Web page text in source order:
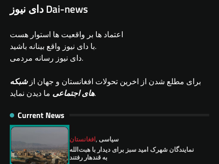
دای نیوز Dai-news
اعتماد ها بر واقعیت ها استوار هست
با دای نیوز واقع بینانه باشید.
دای نیوز رسانه مردمی.
برای مطلع شدن از اخرین تحولات افغانستان و جهان ازشبکه
های اجتماعیما دیدن نماید.
Current News
افغانستان, سیاسی
نمايندگان شهرک امید سبز برای دیدار با هبت‌الله
به قندهار رفتند